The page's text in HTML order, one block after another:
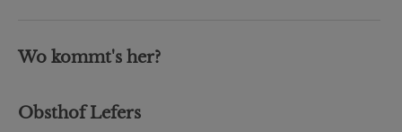
Wo kommt's her?
Obsthof Lefers